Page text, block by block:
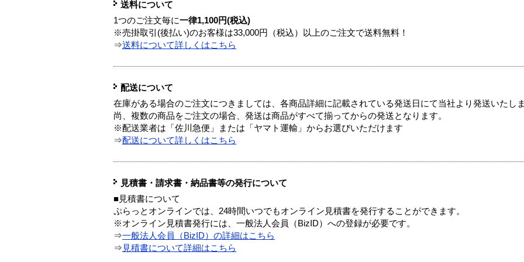
送料について
1つのご注文毎に一律1,100円(税込)
※売掛取引(後払い)のお客様は33,000円（税込）以上のご注文で送料無料！
⇒送料について詳しくはこちら
配送について
在庫がある場合のご注文につきましては、各商品詳細に記載されている発送日にて当社より発送いたし
尚、複数の商品をご注文の場合、発送は商品がすべて揃ってからの発送となります。
※配送業者は「佐川急便」または「ヤマト運輸」からお選びいただけます
⇒配送について詳しくはこちら
見積書・請求書・納品書等の発行について
■見積書について
ぷらっとオンラインでは、24時間いつでもオンライン見積書を発行することができます。
※オンライン見積書発行には、一般法人会員（BizID）への登録が必要です。
⇒一般法人会員（BizID）の詳細はこちら
⇒ 見積書について詳細はこちら